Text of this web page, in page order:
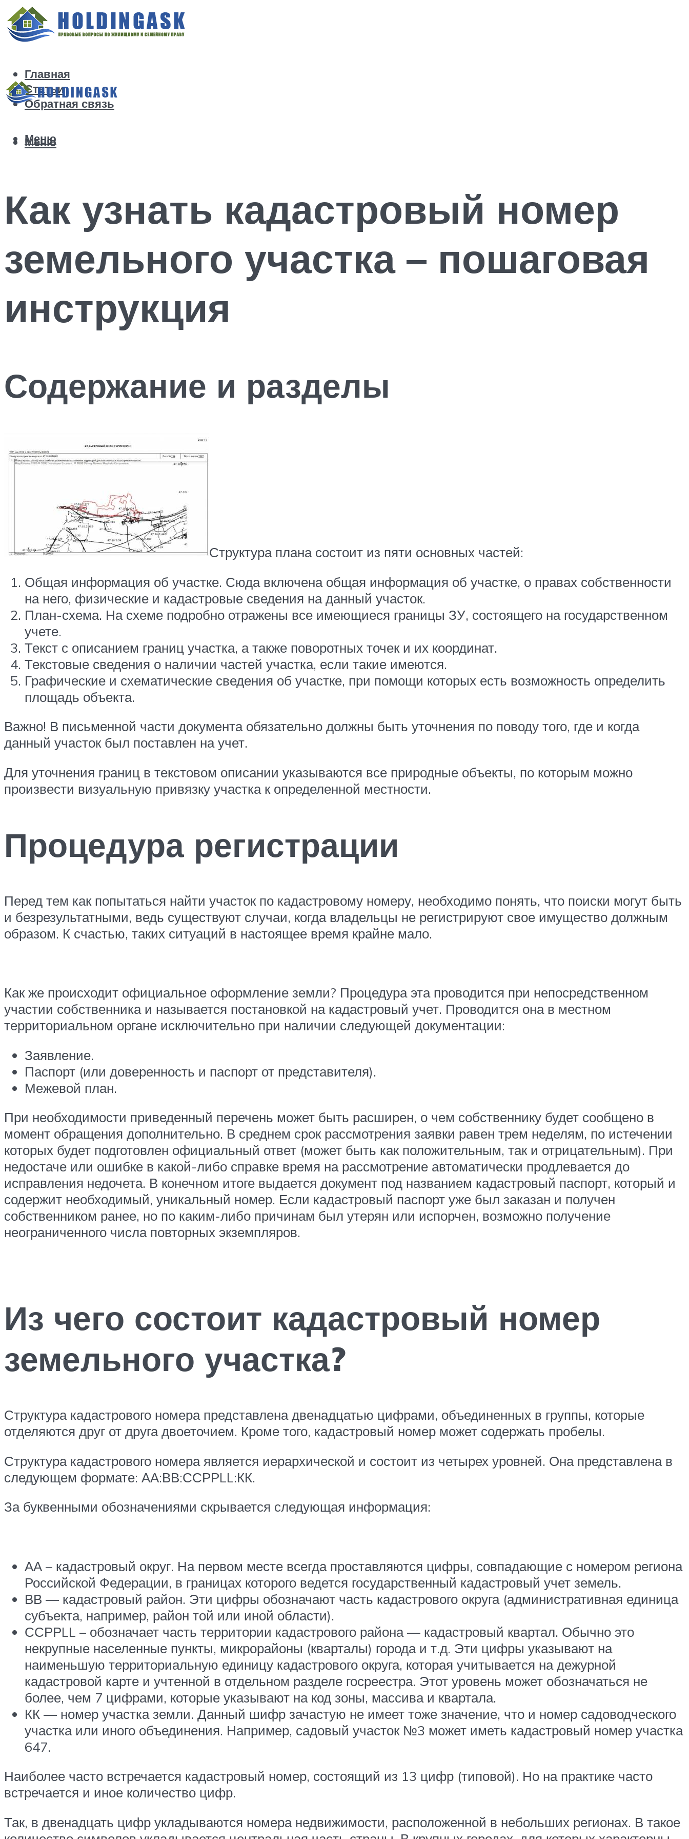
Главная
Статьи
Обратная связь
Меню
Меню
Как узнать кадастровый номер
земельного участка – пошаговая
инструкция
Содержание и разделы
Структура плана состоит из пяти основных частей:
Общая информация об участке. Сюда включена общая информация об участке, о правах собственности
на него, физические и кадастровые сведения на данный участок.
План-схема. На схеме подробно отражены все имеющиеся границы ЗУ, состоящего на государственном
учете.
Текст с описанием границ участка, а также поворотных точек и их координат.
Текстовые сведения о наличии частей участка, если такие имеются.
Графические и схематические сведения об участке, при помощи которых есть возможность определить
площадь объекта.
Важно! В письменной части документа обязательно должны быть уточнения по поводу того, где и когда
данный участок был поставлен на учет.
Для уточнения границ в текстовом описании указываются все природные объекты, по которым можно
произвести визуальную привязку участка к определенной местности.
Процедура регистрации
Перед тем как попытаться найти участок по кадастровому номеру, необходимо понять, что поиски могут быть
и безрезультатными, ведь существуют случаи, когда владельцы не регистрируют свое имущество должным
образом. К счастью, таких ситуаций в настоящее время крайне мало.
Как же происходит официальное оформление земли? Процедура эта проводится при непосредственном
участии собственника и называется постановкой на кадастровый учет. Проводится она в местном
территориальном органе исключительно при наличии следующей документации:
Заявление.
Паспорт (или доверенность и паспорт от представителя).
Межевой план.
При необходимости приведенный перечень может быть расширен, о чем собственнику будет сообщено в
момент обращения дополнительно. В среднем срок рассмотрения заявки равен трем неделям, по истечении
которых будет подготовлен официальный ответ (может быть как положительным, так и отрицательным). При
недостаче или ошибке в какой-либо справке время на рассмотрение автоматически продлевается до
исправления недочета. В конечном итоге выдается документ под названием кадастровый паспорт, который и
содержит необходимый, уникальный номер. Если кадастровый паспорт уже был заказан и получен
собственником ранее, но по каким-либо причинам был утерян или испорчен, возможно получение
неограниченного числа повторных экземпляров.
Из чего состоит кадастровый номер
земельного участка?
Структура кадастрового номера представлена двенадцатью цифрами, объединенных в группы, которые
отделяются друг от друга двоеточием. Кроме того, кадастровый номер может содержать пробелы.
Структура кадастрового номера является иерархической и состоит из четырех уровней. Она представлена в
следующем формате: АА:ВВ:ССРРLL:КК.
За буквенными обозначениями скрывается следующая информация:
АА – кадастровый округ. На первом месте всегда проставляются цифры, совпадающие с номером региона
Российской Федерации, в границах которого ведется государственный кадастровый учет земель.
ВВ — кадастровый район. Эти цифры обозначают часть кадастрового округа (административная единица
субъекта, например, район той или иной области).
ССРРLL – обозначает часть территории кадастрового района — кадастровый квартал. Обычно это
некрупные населенные пункты, микрорайоны (кварталы) города и т.д. Эти цифры указывают на
наименьшую территориальную единицу кадастрового округа, которая учитывается на дежурной
кадастровой карте и учтенной в отдельном разделе госреестра. Этот уровень может обозначаться не
более, чем 7 цифрами, которые указывают на код зоны, массива и квартала.
КК — номер участка земли. Данный шифр зачастую не имеет тоже значение, что и номер садоводческого
участка или иного объединения. Например, садовый участок №3 может иметь кадастровый номер участка
647.
Наиболее часто встречается кадастровый номер, состоящий из 13 цифр (типовой). Но на практике часто
встречается и иное количество цифр.
Так, в двенадцать цифр укладываются номера недвижимости, расположенной в небольших регионах. В такое